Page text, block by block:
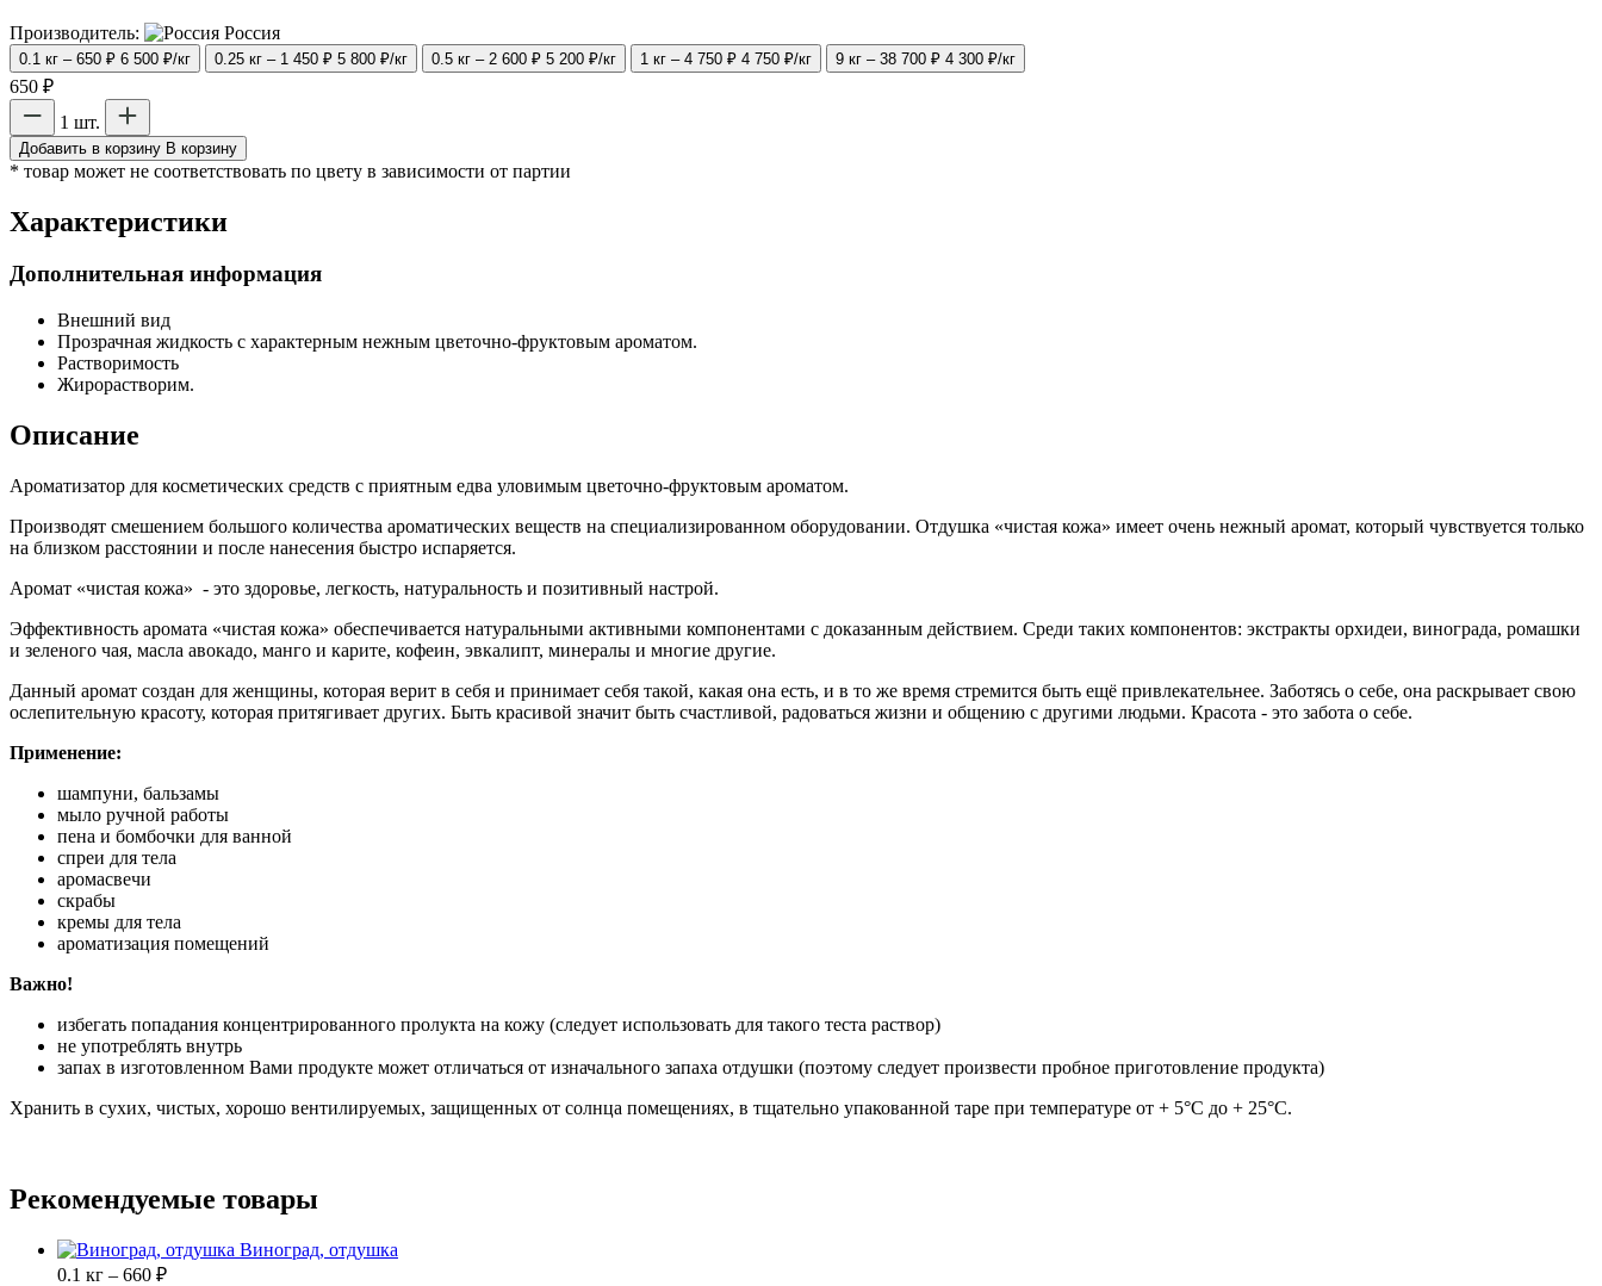
Производитель: Россия
0.1 кг – 650 ₽ 6 500 ₽/кг 0.25 кг – 1 450 ₽ 5 800 ₽/кг 0.5 кг – 2 600 ₽ 5 200 ₽/кг 1 кг – 4 750 ₽ 4 750 ₽/кг 9 кг – 38 700 ₽ 4 300 ₽/кг
650 ₽
1 шт.
Добавить в корзину В корзину
* товар может не соответствовать по цвету в зависимости от партии
Характеристики
Дополнительная информация
Внешний вид
Прозрачная жидкость с характерным нежным цветочно-фруктовым ароматом.
Растворимость
Жирорастворим.
Описание
Ароматизатор для косметических средств с приятным едва уловимым цветочно-фруктовым ароматом.
Производят смешением большого количества ароматических веществ на специализированном оборудовании. Отдушка «чистая кожа» имеет очень нежный аромат, который чувствуется только
на близком расстоянии и после нанесения быстро испаряется.
Аромат «чистая кожа» - это здоровье, легкость, натуральность и позитивный настрой.
Эффективность аромата «чистая кожа» обеспечивается натуральными активными компонентами с доказанным действием. Среди таких компонентов: экстракты орхидеи, винограда, ромашки
и зеленого чая, масла авокадо, манго и карите, кофеин, эвкалипт, минералы и многие другие.
Данный аромат создан для женщины, которая верит в себя и принимает себя такой, какая она есть, и в то же время стремится быть ещё привлекательнее. Заботясь о себе, она раскрывает свою
ослепительную красоту, которая притягивает других. Быть красивой значит быть счастливой, радоваться жизни и общению с другими людьми. Красота - это забота о себе.
Применение:
шампуни, бальзамы
мыло ручной работы
пена и бомбочки для ванной
спреи для тела
аромасвечи
скрабы
кремы для тела
ароматизация помещений
Важно!
избегать попадания концентрированного пролукта на кожу (следует использовать для такого теста раствор)
не употреблять внутрь
запах в изготовленном Вами продукте может отличаться от изначального запаха отдушки (поэтому следует произвести пробное приготовление продукта)
Хранить в сухих, чистых, хорошо вентилируемых, защищенных от солнца помещениях, в тщательно упакованной таре при температуре от + 5°С до + 25°C.
Рекомендуемые товары
Виноград, отдушка
0.1 кг – 660 ₽